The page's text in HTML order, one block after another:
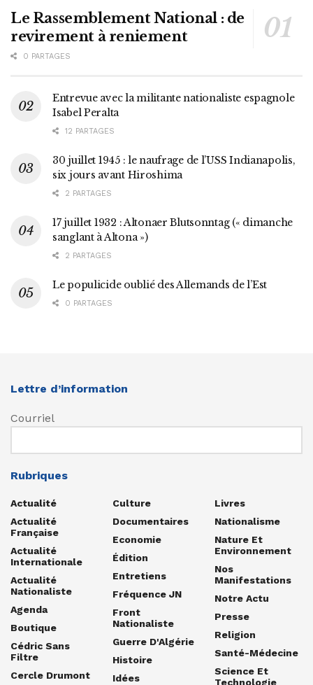
Le Rassemblement National : de
revirement à reniement
0 PARTAGES
Entrevue avec la militante nationaliste espagnole
Isabel Peralta
12 PARTAGES
30 juillet 1945 : le naufrage de l’USS Indianapolis,
six jours avant Hiroshima
2 PARTAGES
17 juillet 1932 : Altonaer Blutsonntag (« dimanche
sanglant à Altona »)
2 PARTAGES
Le populicide oublié des Allemands de l’Est
0 PARTAGES
Lettre d’information
Courriel
Rubriques
Actualité
Actualité
Française
Actualité
Internationale
Actualité
Nationaliste
Agenda
Boutique
Cédric Sans
Filtre
Cercle Drumont
Culture
Documentaires
Economie
Édition
Entretiens
Fréquence JN
Front
Nationaliste
Guerre D'Algérie
Histoire
Idées
Livres
Nationalisme
Nature Et
Environnement
Nos
Manifestations
Notre Actu
Presse
Religion
Santé-Médecine
Science Et
Technologie